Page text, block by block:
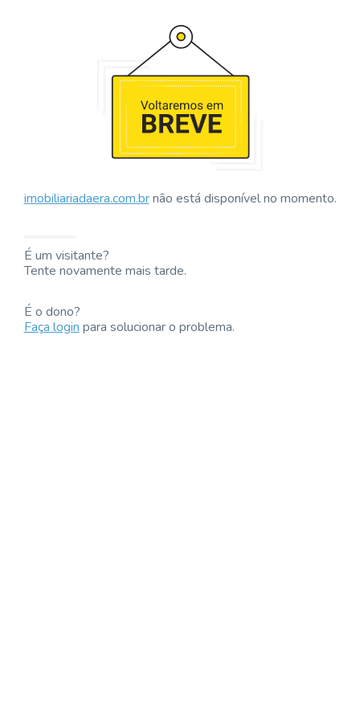
imobiliariadaera.com.brnão está disponível no momento.
É um visitante?
Tente novamente mais tarde.
É o dono?
Faça loginpara solucionar o problema.